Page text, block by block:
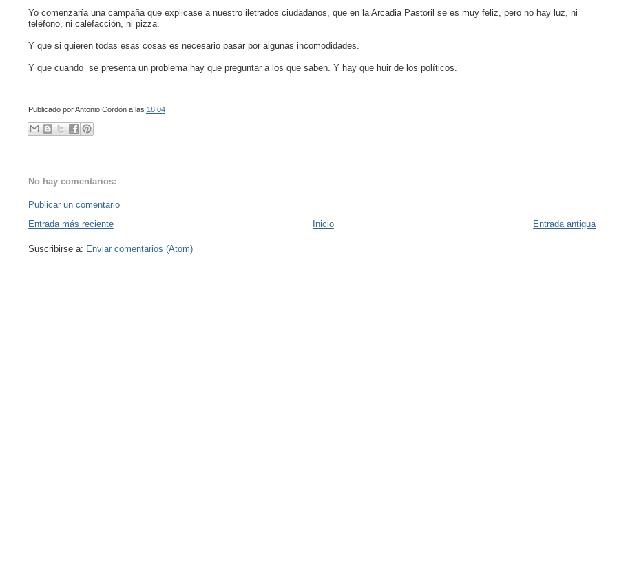
Yo comenzaría una campaña que explicase a nuestro iletrados ciudadanos, que en la Arcadia Pastoril se es muy feliz, pero no hay luz, ni
teléfono, ni calefacción, ni pizza.
Y que si quieren todas esas cosas es necesario pasar por algunas incomodidades.
Y que cuando se presenta un problema hay que preguntar a los que saben. Y hay que huir de los políticos.
Publicado porAntonio Cordón a las 18:04
No hay comentarios:
Publicar un comentario
Entrada más reciente
Entrada antigua
Inicio
Suscribirse a: Enviar comentarios (Atom)